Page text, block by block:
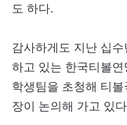
도 하다.
감사하게도 지난 십
하고 있는 한국티볼
학생팀을 초청해 티
장이 논의해 가고 있